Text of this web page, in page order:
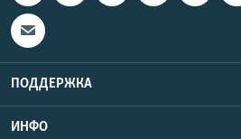
ПОДДЕРЖКА
ИНФО